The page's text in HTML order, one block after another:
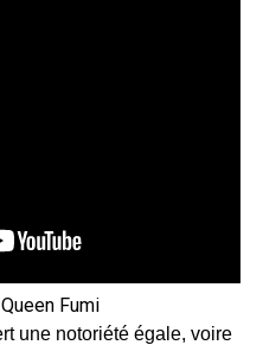
Fumi
une notoriété égale, voire